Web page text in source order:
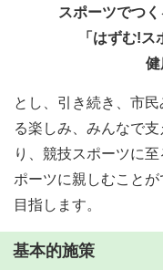
スポーツでつ
「はずむ!
健
とし、引き続き、市
る楽しみ、みんなで
り、競技スポーツに
ポーツに親しむこと
目指します。
基本的施策